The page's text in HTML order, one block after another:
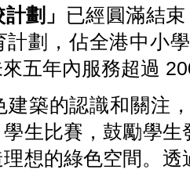
劃」 已經圓滿結
計劃，佔全港中小
五年內服務超過
建築的認識和關注
學生比賽，鼓勵學
想的綠色空間。